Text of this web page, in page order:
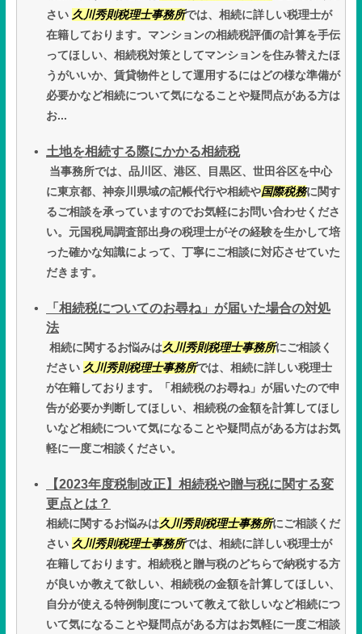
さい 久川秀則税理士事務所では、相続に詳しい税理士が
在籍しております。マンションの相続税評価の計算を手伝
ってほしい、相続税対策としてマンションを住み替えたほ
うがいいか、賃貸物件として運用するにはどの様な準備が
必要かなど相続について気になることや疑問点がある方は
お...
土地を相続する際にかかる相続税
当事務所では、品川区、港区、目黒区、世田谷区を中心
に東京都、神奈川県域の記帳代行や相続や国際税務に関す
るご相談を承っていますのでお気軽にお問い合わせくださ
い。元国税局調査部出身の税理士がその経験を生かして培
った確かな知識によって、丁寧にご相談に対応させていた
だきます。
「相続税についてのお尋ね」が届いた場合の対処
法
相続に関するお悩みは久川秀則税理士事務所にご相談く
ださい 久川秀則税理士事務所では、相続に詳しい税理士
が在籍しております。「相続税のお尋ね」が届いたので申
告が必要か判断してほしい、相続税の金額を計算してほし
いなど相続について気になることや疑問点がある方はお気
軽に一度ご相談ください。
【2023年度税制改正】相続税や贈与税に関する変
更点とは？
相続に関するお悩みは久川秀則税理士事務所にご相談くだ
さい 久川秀則税理士事務所では、相続に詳しい税理士が
在籍しております。相続税と贈与税のどちらで納税する方
が良いか教えて欲しい、相続税の金額を計算してほしい、
自分が使える特例制度について教えて欲しいなど相続につ
いて気になることや疑問点がある方はお気軽に一度ご相談